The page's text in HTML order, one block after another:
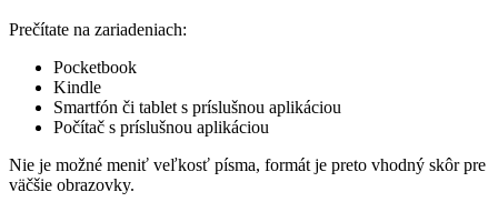
Prečítate na zariadeniach:
Pocketbook
Kindle
Smartfón či tablet s príslušnou aplikáciou
Počítač s príslušnou aplikáciou
Nie je možné meniť veľkosť písma, formát je preto vhodný skôr pre
väčšie obrazovky.